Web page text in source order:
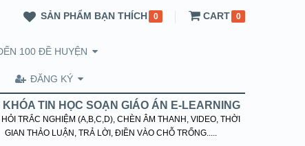
SẢN PHẨM BẠN THÍCH 0 CART 0
100 ĐỀ HUYỆN
ĐĂNG KÝ
KHÓA TIN HỌC SOẠN GIÁO ÁN E-LEARNING
TRẮC NGHIỆM (A,B,C,D), CHÈN ÂM THANH, VIDEO, THỜI
GIAN THẢO LUẬN, TRẢ LỜI, ĐIỀN VÀO CHỖ TRỐNG.....